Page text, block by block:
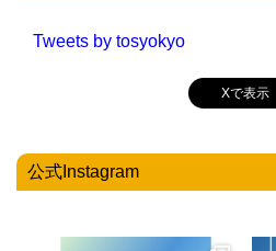
Tweets by tosyokyo
Xで表示
公式Instagram